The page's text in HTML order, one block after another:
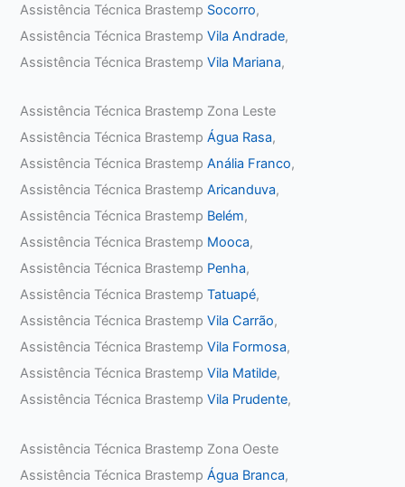
Assistência Técnica Brastemp Socorro,
Assistência Técnica BrastempVila Andrade,
Assistência Técnica BrastempVila Mariana,
Assistência Técnica Brastemp Zona Leste
Assistência Técnica BrastempÁgua Rasa,
Assistência Técnica BrastempAnália Franco,
Assistência Técnica BrastempAricanduva,
Assistência Técnica Brastemp Belém,
Assistência Técnica Brastemp Mooca,
Assistência Técnica Brastemp Penha,
Assistência Técnica BrastempTatuapé,
Assistência Técnica BrastempVila Carrão,
Assistência Técnica BrastempVila Formosa,
Assistência Técnica BrastempVila Matilde,
Assistência Técnica BrastempVila Prudente,
Assistência Técnica Brastemp Zona Oeste
Assistência Técnica BrastempÁgua Branca,